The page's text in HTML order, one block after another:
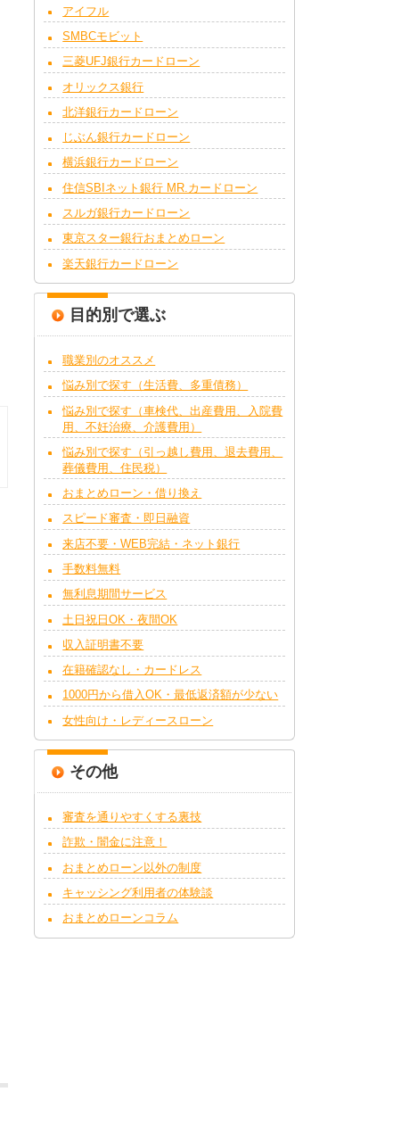
アイフル
SMBCモビット
三菱UFJ銀行カードローン
オリックス銀行
北洋銀行カードローン
じぶん銀行カードローン
横浜銀行カードローン
住信SBIネット銀行 MR.カードローン
スルガ銀行カードローン
東京スター銀行おまとめローン
楽天銀行カードローン
目的別で選ぶ
職業別のオススメ
悩み別で探す（生活費、多重債務）
悩み別で探す（車検代、出産費用、入院費
用、不妊治療、介護費用）
悩み別で探す（引っ越し費用、退去費用、
葬儀費用、住民税）
おまとめローン・借り換え
スピード審査・即日融資
来店不要・WEB完結・ネット銀行
手数料無料
無利息期間サービス
土日祝日OK・夜間OK
収入証明書不要
在籍確認なし・カードレス
1000円から借入OK・最低返済額が少ない
女性向け・レディースローン
その他
審査を通りやすくする裏技
詐欺・闇金に注意！
おまとめローン以外の制度
キャッシング利用者の体験談
おまとめローンコラム